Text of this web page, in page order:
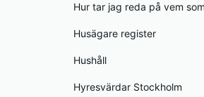
Hur tar jag reda på vem
Husägare register
Hushåll
Hyresvärdar Stockholm